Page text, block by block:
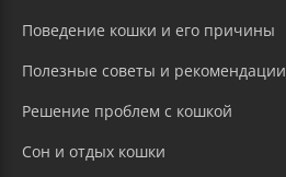
Поведение кошки и его причины
Полезные советы и рекомендации
Решение проблем с кошкой
Сон и отдых кошки